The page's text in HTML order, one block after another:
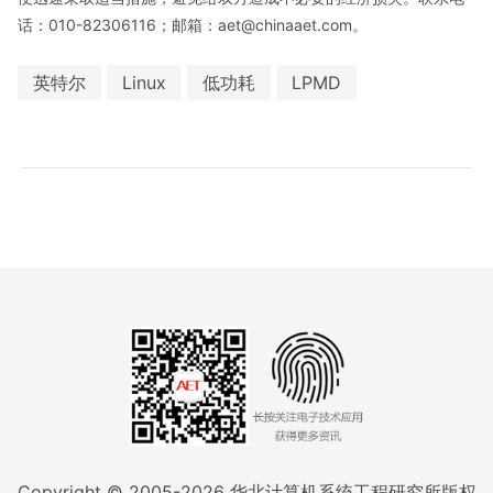
话：010-82306116；邮箱：aet@chinaaet.com。
英特尔 Linux 低功耗 LPMD